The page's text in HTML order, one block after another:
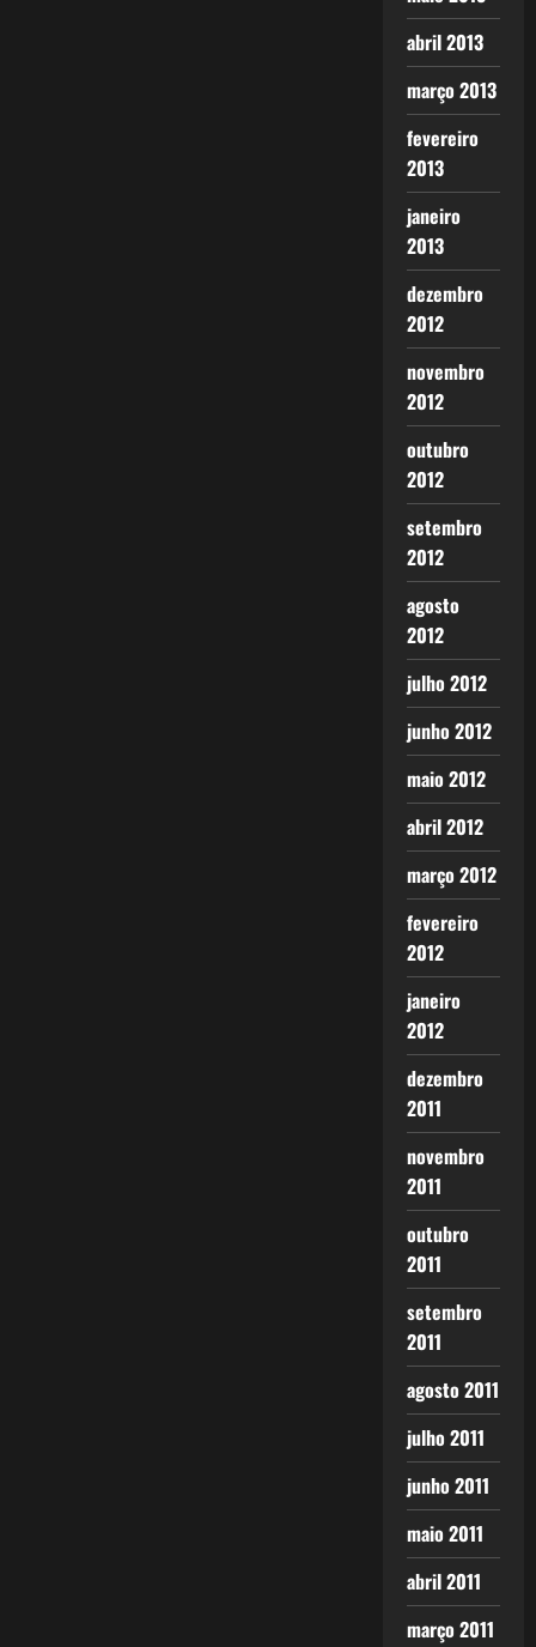
abril 2013
março 2013
fevereiro
2013
janeiro
2013
dezembro
2012
novembro
2012
outubro
2012
setembro
2012
agosto
2012
julho 2012
junho 2012
maio 2012
abril 2012
março 2012
fevereiro
2012
janeiro
2012
dezembro
2011
novembro
2011
outubro
2011
setembro
2011
agosto 2011
julho 2011
junho 2011
maio 2011
abril 2011
março 2011